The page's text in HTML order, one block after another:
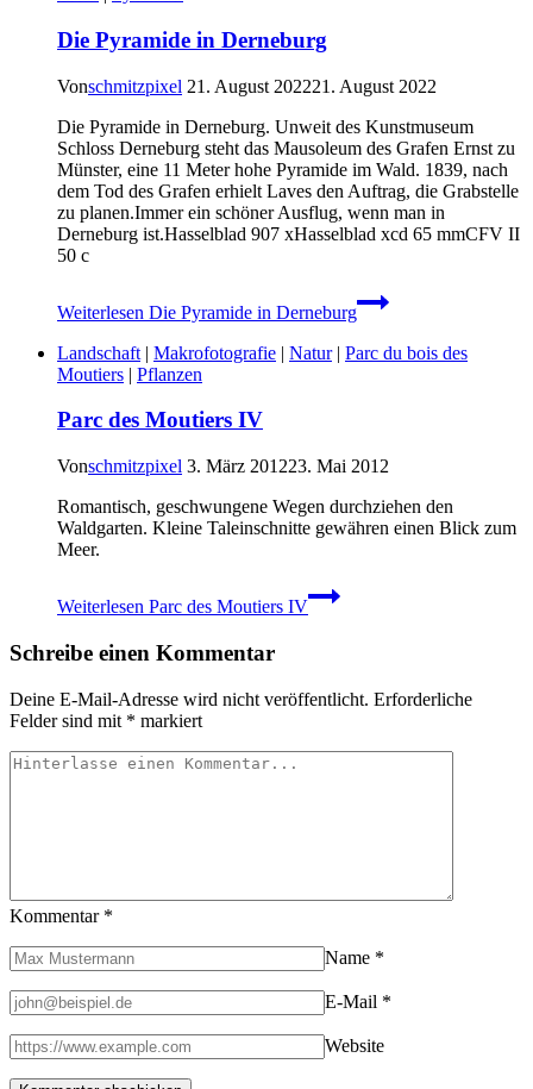
Die Pyramide in Derneburg
Vonschmitzpixel 21. August 202221. August 2022
Die Pyramide in Derneburg. Unweit des Kunstmuseum
Schloss Derneburg steht das Mausoleum des Grafen Ernst zu
Münster, eine 11 Meter hohe Pyramide im Wald. 1839, nach
dem Tod des Grafen erhielt Laves den Auftrag, die Grabstelle
zu planen.Immer ein schöner Ausflug, wenn man in
Derneburg ist.Hasselblad 907 xHasselblad xcd 65 mmCFV II
50 c
Weiterlesen Die Pyramide in Derneburg
Landschaft | Makrofotografie | Natur| Parc du bois des
Moutiers | Pflanzen
Parc des Moutiers IV
Vonschmitzpixel 3. März 201223. Mai 2012
Romantisch, geschwungene Wegen durchziehen den
Waldgarten. Kleine Taleinschnitte gewähren einen Blick zum
Meer.
Weiterlesen Parc des Moutiers IV
Schreibe einen Kommentar
Deine E-Mail-Adresse wird nicht veröffentlicht. Erforderliche
Felder sind mit * markiert
Kommentar *
Name *
E-Mail *
Website